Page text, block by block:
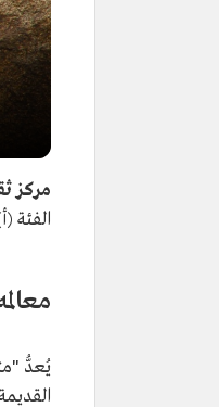
مركز
الفئة (أ)،
يُعدُّ